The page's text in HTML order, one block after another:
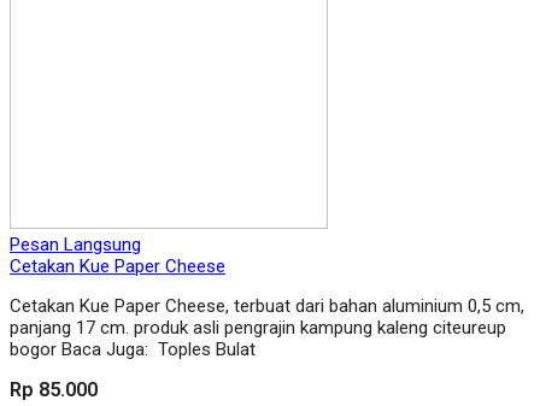
Pesan Langsung
Cetakan Kue Paper Cheese
Cetakan Kue Paper Cheese, terbuat dari bahan aluminium 0,5 cm,
panjang 17 cm. produk asli pengrajin kampung kaleng citeureup
bogor Baca Juga: Toples Bulat
Rp 85.000